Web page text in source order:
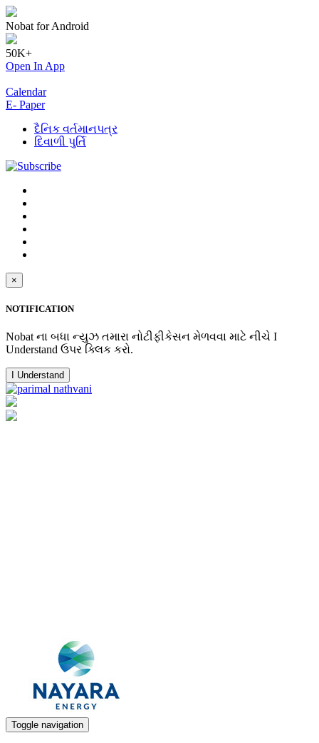
Nobat for Android
50K+
Open In App
Calendar
E- Paper
દૈનિક વર્તમાનપત્ર
દિવાળી પુર્તિ
×
NOTIFICATION
Nobat ના બધા ન્યુઝ તમારા નોટીફીકેસન મેળવવા માટે નીચે I
Understand ઉપર ક્લિક કરો.
I Understand
Toggle navigation